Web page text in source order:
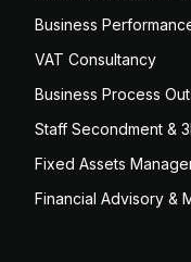
Business
VAT Consultancy
Business Process
Staff Secondment &
Fixed Assets
Financial Advisory &